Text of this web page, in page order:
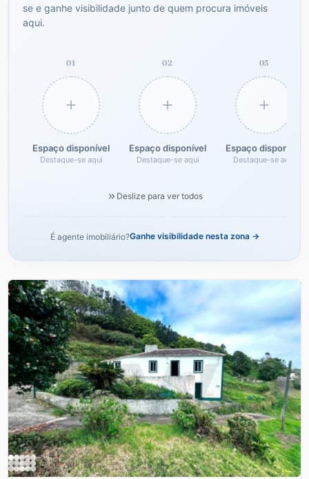
se e ganhe visibilidade junto de quem procura imóveis
aqui.
01
Espaço disponível
Destaque-se aqui
02
Espaço disponível
Destaque-se aqui
03
Espaço disponível
Destaque-se aqui
Deslize para ver todos
É agente imobiliário?Ganhe visibilidade nesta zona →